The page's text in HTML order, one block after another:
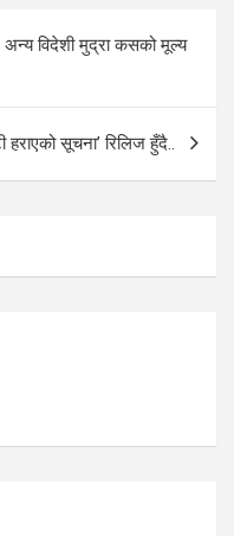
अन्य विदेशी मुद्रा कसको मूल्य
हराएको सूचना’ रिलिज हुँदै..